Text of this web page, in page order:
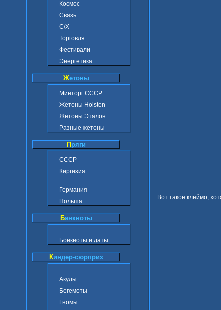
Космос
Связь
С/Х
Торговля
Фестивали
Энергетика
Жетоны
Минторг СССР
Жетоны Holsten
Жетоны Эталон
Разные жетоны
П ряги
СССР
Киргизия
Германия
Польша
Банкноты
Бонкноты и даты
Киндер-сюрприз
Акулы
Бегемоты
Гномы
Вот такое клеймо,